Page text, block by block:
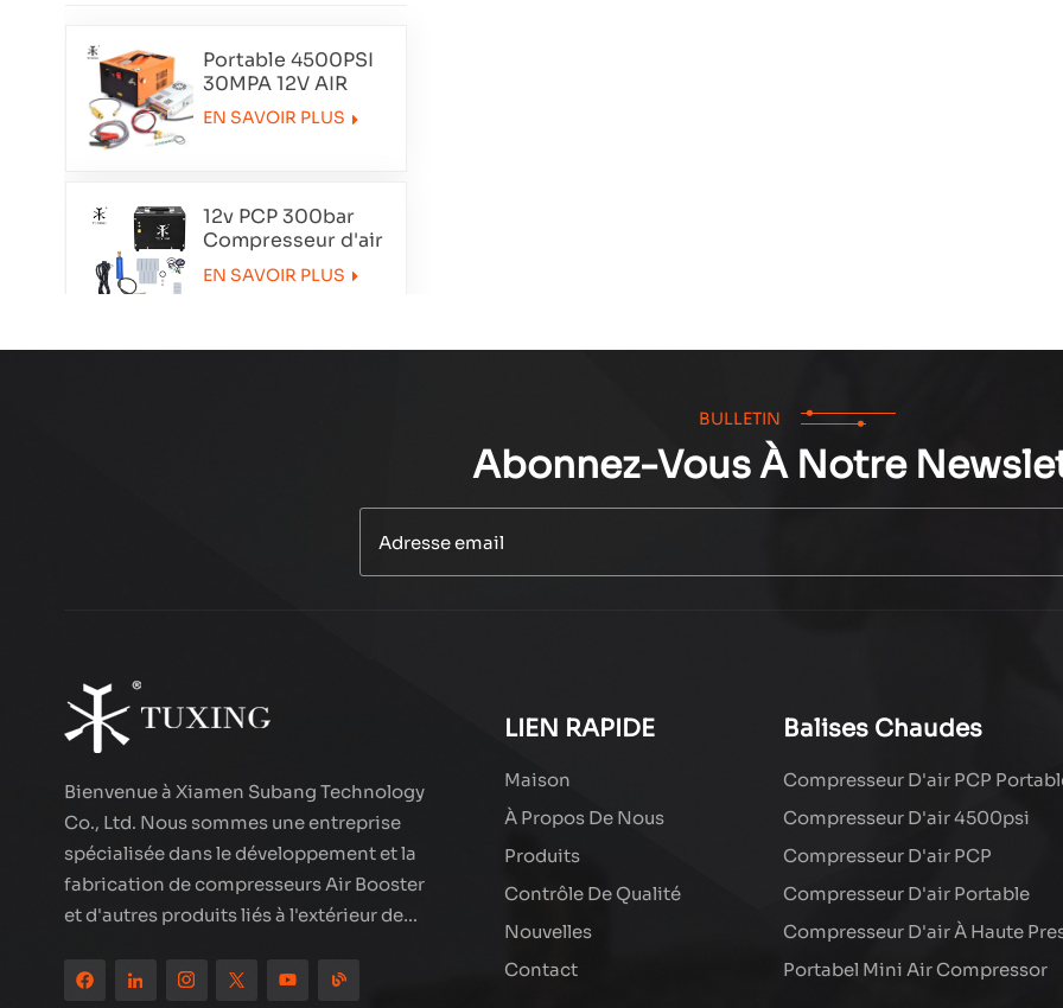
Portable 4500PSI
30MPA 12V AIR
COMPRESSEUR
EN SAVOIR PLUS
12v PCP 300bar
Compresseur d'air
portable
TXET062-1
EN SAVOIR PLUS
PCP 300BAR AIR
smoking txes062
EN SAVOIR PLUS
Compresseur d'air
LCD à double
cylindre haute
performance
TXEDT032-1
EN SAVOIR PLUS
Compresseur d'air
double cylindre
BULLETIN
Abonnez-Vous À Notre
Bienvenue à Xiamen Subang Technology
Co., Ltd. Nous sommes une entreprise
spécialisée dans le développement et la
fabrication de compresseurs Air Booster
et d'autres produits liés à l'extérieur de
smoking ont été partout dans le monde,
LIEN RAPIDE
Maison
À Propos De Nous
Produits
Contrôle De Qualité
Nouvelles
Contact
Balises Chaudes
Compresseur D'air PCP
Compresseur D'air 4500psi
Compresseur D'air PCP
Compresseur D'air Portable
Compresseur D'air À Haute
Portabel Mini Air Compressor